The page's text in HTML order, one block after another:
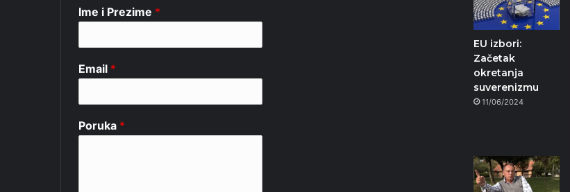
Ime i Prezime *
Email *
Poruka *
EU izbori:
Začetak
okretanja
suverenizmu
11/06/2024